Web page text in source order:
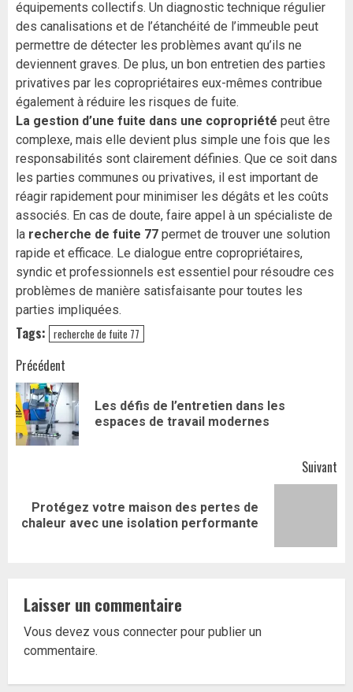
équipements collectifs. Un diagnostic technique régulier
des canalisations et de l’étanchéité de l’immeuble peut
permettre de détecter les problèmes avant qu’ils ne
deviennent graves. De plus, un bon entretien des parties
privatives par les copropriétaires eux-mêmes contribue
également à réduire les risques de fuite.
La gestion d’une fuite dans une copropriété peut être
complexe, mais elle devient plus simple une fois que les
responsabilités sont clairement définies. Que ce soit dans
les parties communes ou privatives, il est important de
réagir rapidement pour minimiser les dégâts et les coûts
associés. En cas de doute, faire appel à un spécialiste de
la recherche de fuite 77 permet de trouver une solution
rapide et efficace. Le dialogue entre copropriétaires,
syndic et professionnels est essentiel pour résoudre ces
problèmes de manière satisfaisante pour toutes les
parties impliquées.
Tags: recherche de fuite 77
Navigation
d’article
Précédent
Les défis de l’entretien dans les
espaces de travail modernes
Suivant
Article
suivant:
Protégez votre maison des pertes de
chaleur avec une isolation performante
Laisser un commentaire
Vous devez vous connecter pour publier un
commentaire.